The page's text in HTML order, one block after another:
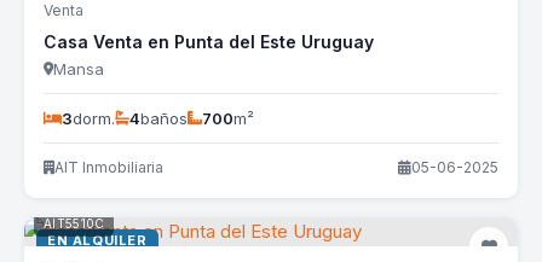
Venta
Casa Venta en Punta del Este Uruguay
Mansa
3dorm. 4baños 700m²
AIT Inmobiliaria 05-06-2025
EN ALQUILER
AIT5510C